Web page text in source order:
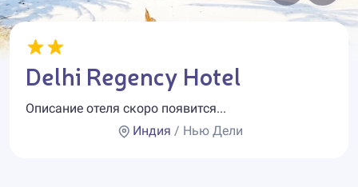
Delhi Regency Hotel
Описание отеля скоро появится...
Индия / Нью Дели